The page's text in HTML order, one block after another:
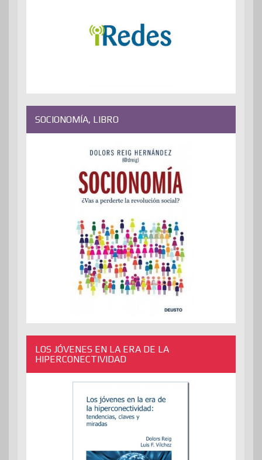
SOCIONOMÍA, LIBRO
LOS JÓVENES EN LA ERA DE LA
HIPERCONECTIVIDAD